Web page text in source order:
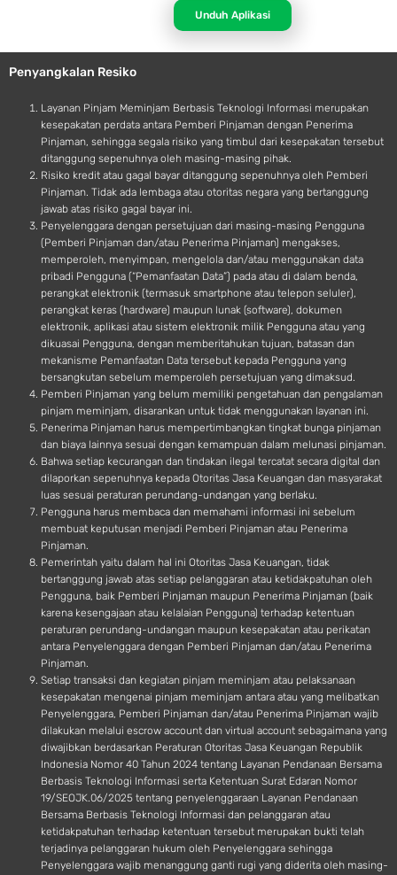
p
l
e
d
r
o
d
Unduh Aplikasi
Penyangkalan Resiko
Layanan Pinjam Meminjam Berbasis Teknologi Informasi merupakan
kesepakatan perdata antara Pemberi Pinjaman dengan Penerima
Pinjaman, sehingga segala risiko yang timbul dari kesepakatan tersebut
ditanggung sepenuhnya oleh masing-masing pihak.
Risiko kredit atau gagal bayar ditanggung sepenuhnya oleh Pemberi
Pinjaman. Tidak ada lembaga atau otoritas negara yang bertanggung
jawab atas risiko gagal bayar ini.
Penyelenggara dengan persetujuan dari masing-masing Pengguna
(Pemberi Pinjaman dan/atau Penerima Pinjaman) mengakses,
memperoleh, menyimpan, mengelola dan/atau menggunakan data
pribadi Pengguna (“Pemanfaatan Data”) pada atau di dalam benda,
perangkat elektronik (termasuk smartphone atau telepon seluler),
perangkat keras (hardware) maupun lunak (software), dokumen
elektronik, aplikasi atau sistem elektronik milik Pengguna atau yang
dikuasai Pengguna, dengan memberitahukan tujuan, batasan dan
mekanisme Pemanfaatan Data tersebut kepada Pengguna yang
bersangkutan sebelum memperoleh persetujuan yang dimaksud.
Pemberi Pinjaman yang belum memiliki pengetahuan dan pengalaman
pinjam meminjam, disarankan untuk tidak menggunakan layanan ini.
Penerima Pinjaman harus mempertimbangkan tingkat bunga pinjaman
dan biaya lainnya sesuai dengan kemampuan dalam melunasi pinjaman.
Bahwa setiap kecurangan dan tindakan ilegal tercatat secara digital dan
dilaporkan sepenuhnya kepada Otoritas Jasa Keuangan dan masyarakat
luas sesuai peraturan perundang-undangan yang berlaku.
Pengguna harus membaca dan memahami informasi ini sebelum
membuat keputusan menjadi Pemberi Pinjaman atau Penerima
Pinjaman.
Pemerintah yaitu dalam hal ini Otoritas Jasa Keuangan, tidak
bertanggung jawab atas setiap pelanggaran atau ketidakpatuhan oleh
Pengguna, baik Pemberi Pinjaman maupun Penerima Pinjaman (baik
karena kesengajaan atau kelalaian Pengguna) terhadap ketentuan
peraturan perundang-undangan maupun kesepakatan atau perikatan
antara Penyelenggara dengan Pemberi Pinjaman dan/atau Penerima
Pinjaman.
Setiap transaksi dan kegiatan pinjam meminjam atau pelaksanaan
kesepakatan mengenai pinjam meminjam antara atau yang melibatkan
Penyelenggara, Pemberi Pinjaman dan/atau Penerima Pinjaman wajib
dilakukan melalui escrow account dan virtual account sebagaimana yang
diwajibkan berdasarkan Peraturan Otoritas Jasa Keuangan Republik
Indonesia Nomor 40 Tahun 2024 tentang Layanan Pendanaan Bersama
Berbasis Teknologi Informasi serta Ketentuan Surat Edaran Nomor
19/SEOJK.06/2025 tentang penyelenggaraan Layanan Pendanaan
Bersama Berbasis Teknologi Informasi dan pelanggaran atau
ketidakpatuhan terhadap ketentuan tersebut merupakan bukti telah
terjadinya pelanggaran hukum oleh Penyelenggara sehingga
Penyelenggara wajib menanggung ganti rugi yang diderita oleh masing-